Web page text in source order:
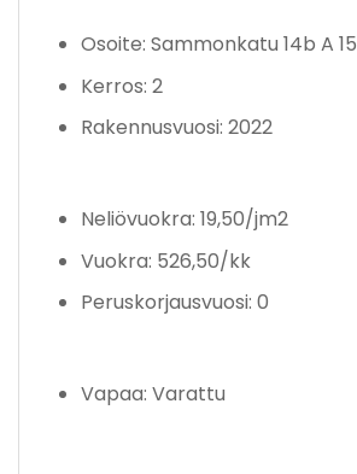
Osoite: Sammonkatu 14b A 15
Kerros: 2
Rakennusvuosi: 2022
Neliövuokra: 19,50/jm2
Vuokra: 526,50/kk
Peruskorjausvuosi: 0
Vapaa: Varattu